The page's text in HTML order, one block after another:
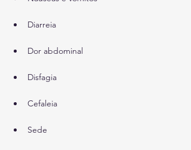
Diarreia
Dor abdominal
Disfagia
Cefaleia
Sede